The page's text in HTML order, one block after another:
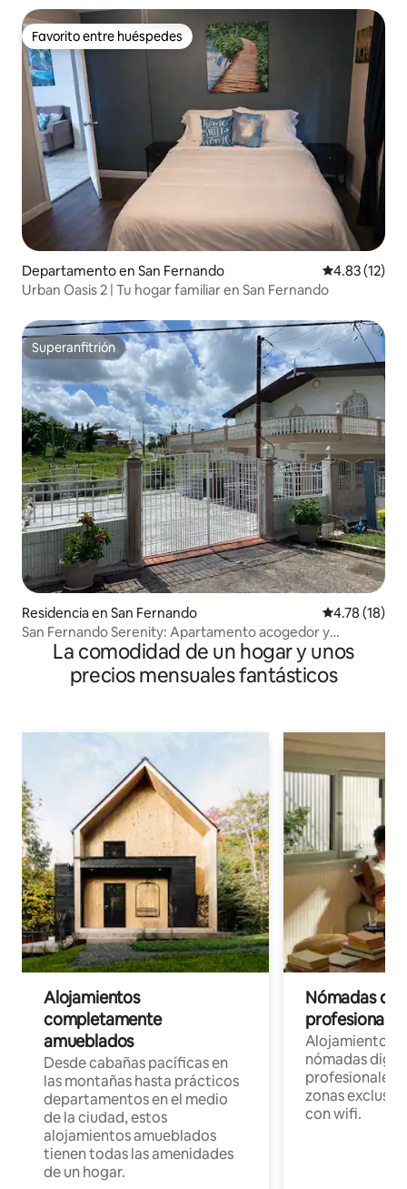
Favorito entre huéspedes
Favorito entre huéspedes
Departamento en San Fernando Calificación
4.83 (12)
Urban Oasis 2 | Tu hogar familiar en San Fernando
Superanfitrión
Superanfitrión
Residencia en San Fernando Calificación
4.78 (18)
San Fernando Serenity: Apartamento acogedor y
cómodo.La comodidad de un hogar y unos
precios mensuales fantásticos
Alojamientos
completamente
amueblados
Desde cabañas pacíficas en
las montañas hasta prácticos
departamentos en el medio
de la ciudad, estos
alojamientos amueblados
tienen todas las amenidades
de un hogar.
Nómadas
Alojamientos
nómadas
profesionales
zonas
con wifi.